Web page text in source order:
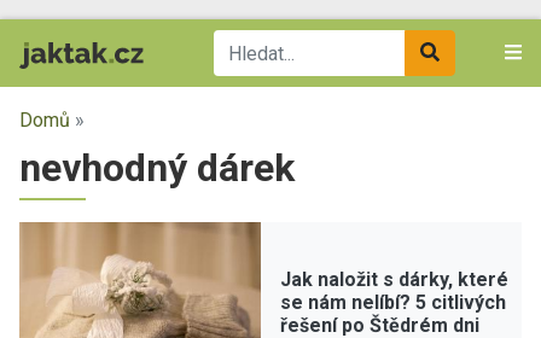
Domů »
nevhodný dárek
Jak naložit s dárky, které
se nám nelíbí? 5 citlivých
řešení po Štědrém dni